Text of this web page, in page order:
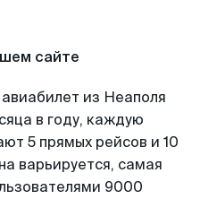
сайте
из Неаполя
в году, каждую
5 прямых рейсов и 10
варьируется, самая
9000